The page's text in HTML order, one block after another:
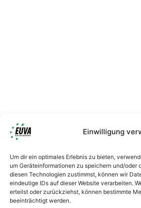
Einwilligung
Um dir ein optimales Erlebnis zu bieten,
um Geräteinformationen zu speichern und/oder
diesen Technologien zustimmst, können wir
eindeutige IDs auf dieser Website verarbeiten.
erteilst oder zurückziehst, können bestimmte
beeinträchtigt werden.